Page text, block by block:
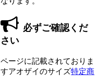
必ずご確認くだ
さい
ページに記載されておりま
すアオザイのサイズ特定商